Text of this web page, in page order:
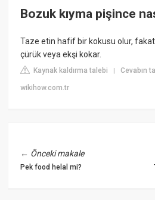
Bozuk kıyma pişince
Taze etin hafif bir kokusu olur,
çürük veya ekşi kokar.
Kaynak kaldırma talebi |Cevabın
wikihow.com.tr
← Önceki makale
Pek food helal mi?